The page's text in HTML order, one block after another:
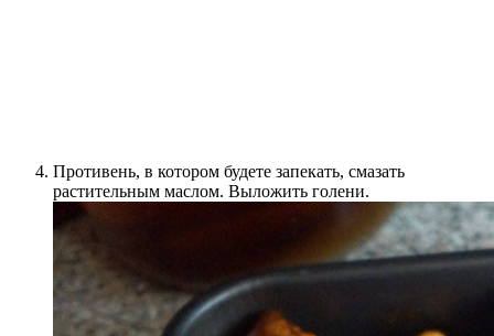
Противень, в котором будете запекать, смазать
растительным маслом. Выложить голени.